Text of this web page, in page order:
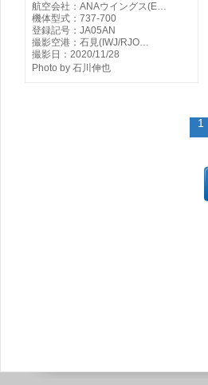
航空会社：ANAウイングス(E…
機体型式：737-700
登録記号：JA05AN
撮影空港：石見(IWJ/RJO…
撮影日：2020/11/28
Photo by 石川伸也
1